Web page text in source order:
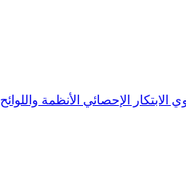
الابتكار الإحصائي الأنظمة واللوائح